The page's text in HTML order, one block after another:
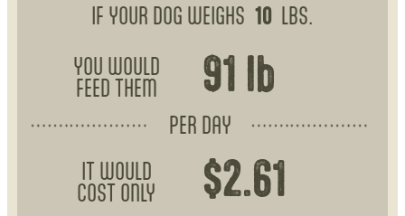
IF YOUR DOG WEIGHS 10 LBS.
YOU WOULD
FEED THEM
91 lb
PER DAY
IT WOULD
COST ONLY
$2.61